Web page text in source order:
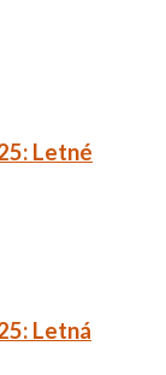
Letné
Letná